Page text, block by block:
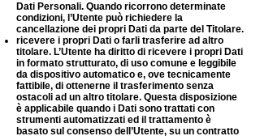
Dati Personali. Quando ricorrono determinate
condizioni, l’Utente può richiedere la
cancellazione dei propri Dati da parte del Titolare.
ricevere i propri Dati o farli trasferire ad altro
titolare. L’Utente ha diritto di ricevere i propri Dati
in formato strutturato, di uso comune e leggibile
da dispositivo automatico e, ove tecnicamente
fattibile, di ottenerne il trasferimento senza
ostacoli ad un altro titolare. Questa disposizione
è applicabile quando i Dati sono trattati con
strumenti automatizzati ed il trattamento è
basato sul consenso dell’Utente, su un contratto